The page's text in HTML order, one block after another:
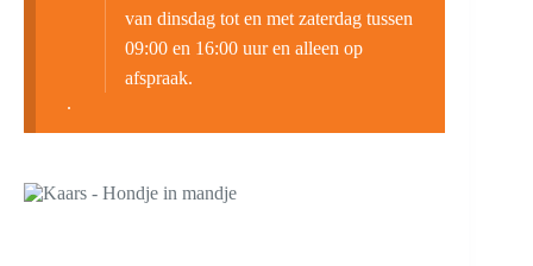
van dinsdag tot en met zaterdag tussen
09:00 en 16:00 uur en alleen op
afspraak.
.